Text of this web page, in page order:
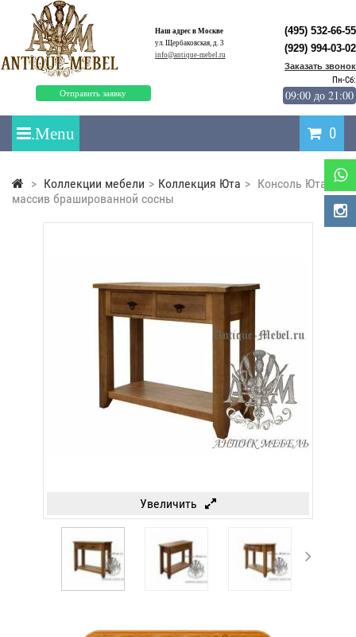
Наш адрес в Москве
ул. Щербаковская, д. 3
info@antique-mebel.ru
Отправить заявку
(495) 532-66-55
(929) 994-03-02
Заказать звонок
Пн-Сб:
09:00 до 21:00
0
> Коллекции мебели > Коллекция Юта > Консоль Юта
массив брашированной сосны
Увеличить